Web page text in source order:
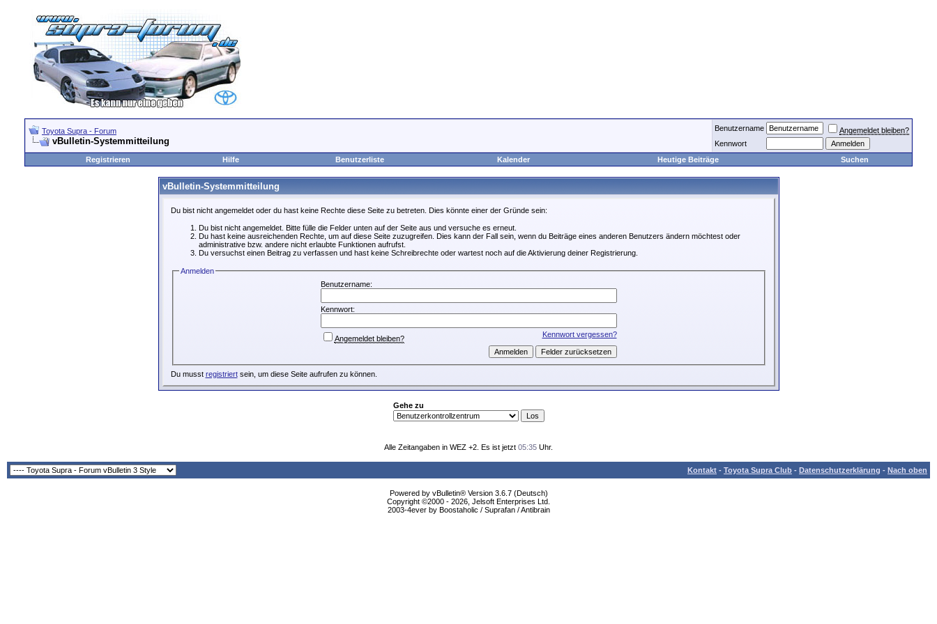
Toyota Supra - Forum
vBulletin-Systemmitteilung
Benutzername
Angemeldet bleiben?
Kennwort
Registrieren
Hilfe Benutzerliste Kalender Heutige Beiträge Suchen
vBulletin-Systemmitteilung
Du bist nicht angemeldet oder du hast keine Rechte diese Seite zu betreten. Dies könnte einer der Gründe sein:
Du bist nicht angemeldet. Bitte fülle die Felder unten auf der Seite aus und versuche es erneut.
Du hast keine ausreichenden Rechte, um auf diese Seite zuzugreifen. Dies kann der Fall sein, wenn du Beiträge eines anderen Benutzers ändern möchtest oder
administrative bzw. andere nicht erlaubte Funktionen aufrufst.
Du versuchst einen Beitrag zu verfassen und hast keine Schreibrechte oder wartest noch auf die Aktivierung deiner Registrierung.
Anmelden
Benutzername:
Kennwort:
Kennwort vergessen?
Angemeldet bleiben?
Du musst registriertsein, um diese Seite aufrufen zu können.
Gehe zu
Alle Zeitangaben in WEZ +2. Es ist jetzt 05:35 Uhr.
Kontakt - Toyota Supra Club - Datenschutzerklärung - Nach oben
Powered by vBulletin® Version 3.6.7 (Deutsch)
Copyright ©2000 - 2026, Jelsoft Enterprises Ltd.
2003-4ever by Boostaholic / Suprafan / Antibrain